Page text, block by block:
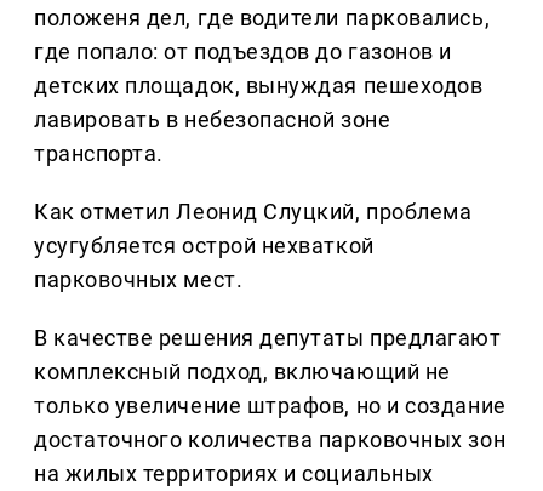
положеня дел, где водители парковались,
где попало: от подъездов до газонов и
детских площадок, вынуждая пешеходов
лавировать в небезопасной зоне
транспорта.
Как отметил Леонид Слуцкий, проблема
усугубляется острой нехваткой
парковочных мест.
В качестве решения депутаты предлагают
комплексный подход, включающий не
только увеличение штрафов, но и создание
достаточного количества парковочных зон
на жилых территориях и социальных